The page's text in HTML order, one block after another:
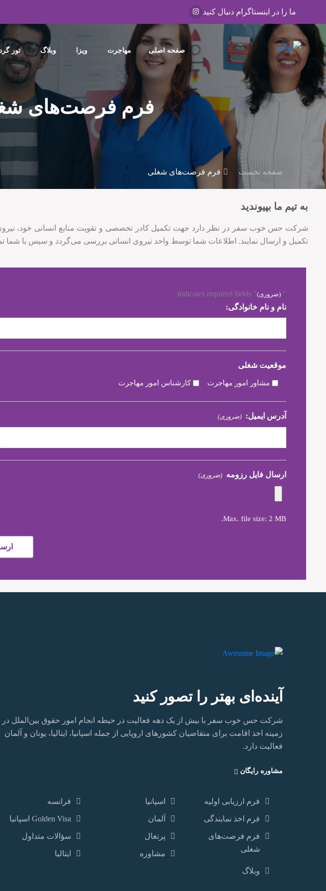
ما را در اینستاگرام دنبال کنید
صفحه اصلی مهاجرت ویزا وبلاگ تور
فرم فرصت‌های
صفحه نخست فرم فرصت‌های شغلی
به تیم ما بپیوندید
شرکت حس خوب سفر در نظر دارد جهت تکمیل کادر تخصصی و تقویت منابع انسانی خود،
تکمیل و ارسال نمایند. اطلاعات شما توسط واحد نیروی انسانی بررسی می‌گردد و سپس با
" (ضروری)" indicates required fields
نام و نام خانوادگی:
موقعیت شغلی
مشاور امور مهاجرت کارشناس امور مهاجرت
آدرس ایمیل: (ضروری)
ارسال فایل رزومه (ضروری)
Max. file size: 2 MB.
آینده‌ای بهتر را تصور کنید
شرکت حس خوب سفر با بیش از یک دهه فعالیت در حیطه انجام امور حقوق بین‌الملل در
زمینه اخذ اقامت برای متقاضیان کشورهای اروپایی از جمله اسپانیا، ایتالیا، یونان و آلمان
فعالیت دارد.‏
مشاوره رایگان
فرم ارزیابی اولیه اسپانیا فرانسه
فرم اخذ نمایندگی آلمان Golden Visa اسپانيا
فرم فرصت‌های
شغلی
پرتغال سؤالات متداول
مشاوره ایتالیا
وبلاگ